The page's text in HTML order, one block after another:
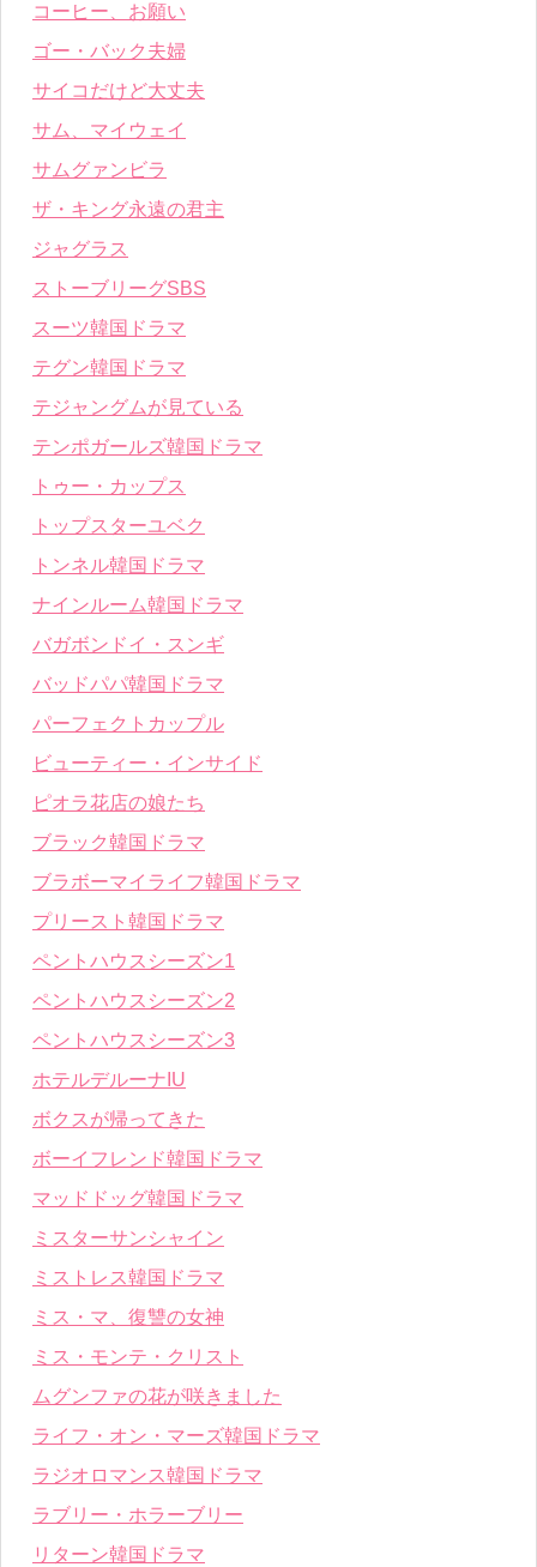
コーヒー、お願い
ゴー・バック夫婦
サイコだけど大丈夫
サム、マイウェイ
サムグァンビラ
ザ・キング永遠の君主
ジャグラス
ストーブリーグSBS
スーツ韓国ドラマ
テグン韓国ドラマ
テジャングムが見ている
テンポガールズ韓国ドラマ
トゥー・カップス
トップスターユベク
トンネル韓国ドラマ
ナインルーム韓国ドラマ
バガボンドイ・スンギ
バッドパパ韓国ドラマ
パーフェクトカップル
ビューティー・インサイド
ピオラ花店の娘たち
ブラック韓国ドラマ
ブラボーマイライフ韓国ドラマ
プリースト韓国ドラマ
ペントハウスシーズン1
ペントハウスシーズン2
ペントハウスシーズン3
ホテルデルーナIU
ボクスが帰ってきた
ボーイフレンド韓国ドラマ
マッドドッグ韓国ドラマ
ミスターサンシャイン
ミストレス韓国ドラマ
ミス・マ、復讐の女神
ミス・モンテ・クリスト
ムグンファの花が咲きました
ライフ・オン・マーズ韓国ドラマ
ラジオロマンス韓国ドラマ
ラブリー・ホラーブリー
リターン韓国ドラマ